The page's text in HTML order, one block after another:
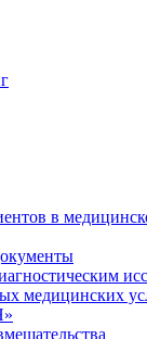
в
медицинских